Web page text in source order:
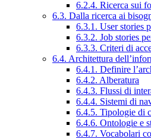
6.2.4. Ricerca sui
6.3. Dalla ricerca ai
6.3.1. User stories
6.3.2. Job stories
6.3.3. Criteri di
6.4. Architettura
6.4.1. Definire
6.4.2. Alberatura
6.4.3. Flussi di
6.4.4. Sistemi di
6.4.5. Tipologie di
6.4.6. Ontologie e
6.4.7. Vocabolari